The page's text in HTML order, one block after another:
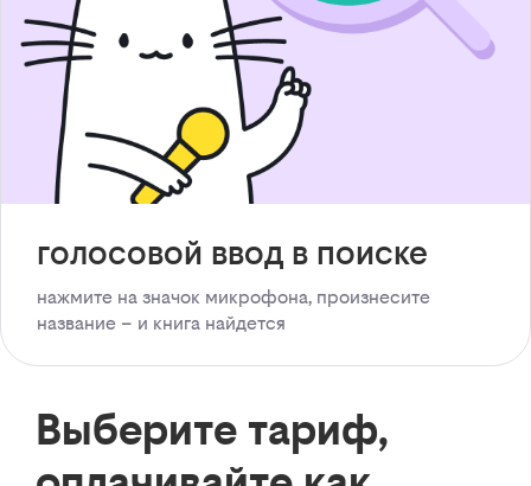
голосовой ввод в поиске
нажмите на значок микрофона, произнесите
название – и книга найдется
Выберите тариф,